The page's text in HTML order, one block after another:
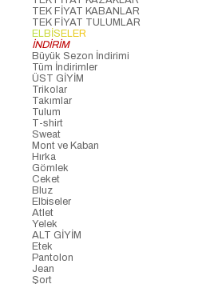
TEK FİYAT KABANLAR
TEK FİYAT TULUMLAR
ELBİSELER
İNDİRİM
Büyük Sezon İndirimi
Tüm İndirimler
ÜST GİYİM
Trikolar
Takımlar
Tulum
T-shirt
Sweat
Mont ve Kaban
Hırka
Gömlek
Ceket
Bluz
Elbiseler
Atlet
Yelek
ALT GİYİM
Etek
Pantolon
Jean
Şort